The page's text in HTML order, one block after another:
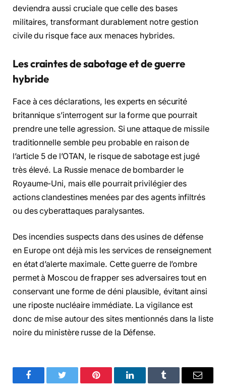
deviendra aussi cruciale que celle des bases
militaires, transformant durablement notre gestion
civile du risque face aux menaces hybrides.
Les craintes de sabotage et de guerre
hybride
Face à ces déclarations, les experts en sécurité
britannique s’interrogent sur la forme que pourrait
prendre une telle agression. Si une attaque de missile
traditionnelle semble peu probable en raison de
l’article 5 de l’OTAN, le risque de sabotage est jugé
très élevé. La Russie menace de bombarder le
Royaume-Uni, mais elle pourrait privilégier des
actions clandestines menées par des agents infiltrés
ou des cyberattaques paralysantes.
Des incendies suspects dans des usines de défense
en Europe ont déjà mis les services de renseignement
en état d’alerte maximale. Cette guerre de l’ombre
permet à Moscou de frapper ses adversaires tout en
conservant une forme de déni plausible, évitant ainsi
une riposte nucléaire immédiate. La vigilance est
donc de mise autour des sites mentionnés dans la liste
noire du ministère russe de la Défense.
FacebookTwitter Pinterest LinkedInTumblr Email